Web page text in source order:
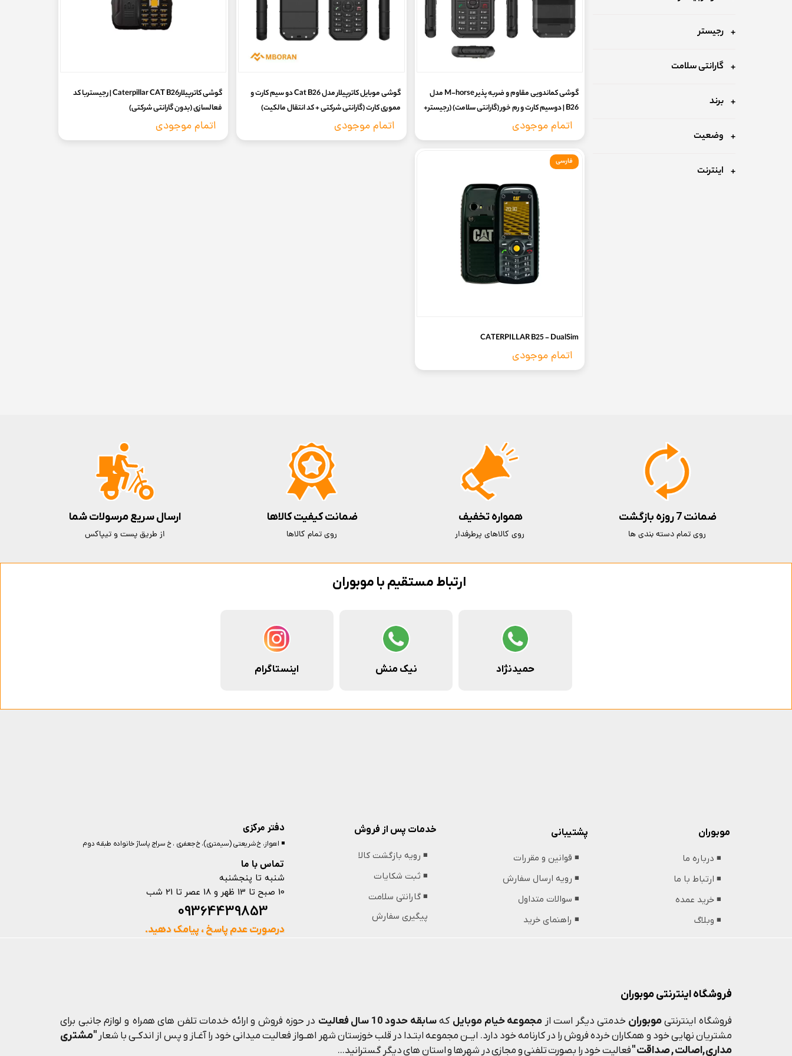
رجیستر
گارانتی سلامت
برند
وضعیت
اینترنت
گوشی کماندویی مقاوم و ضربه پذیر M-horse مدل
B26 | دوسیم کارت و رم خور (گارانتی سلامت) (رجیستر+
کدفعالسازی)
اتمام موجودی
گوشی موبایل کاترپیلار مدل Cat B26 دو سیم کارت و
مموری کارت (گارانتی شرکتی + کد انتقال مالکیت)
استوک
اتمام موجودی
گوشی کاترپیلارCaterpillar CAT B26 | رجیستربا کد
فعالسازی (بدون گارانتی شرکتی)
اتمام موجودی
CATERPILLAR B25 - DualSim
اتمام موجودی
فارسی
فروشگاه اینترنتی موبوران
فروشگاه اینترنتیموبوران خدمتی دیگر است از مجموعه خیام موبایل کهسابقه حدود 10 سال فعالیت
در حوزه فروش و ارائه خدمات تلفن های همراه و لوازم جانبی برای
مشتریان نهایی خود و همکاران خرده فروش را در کارنامه خود دارد. ایــن مجموعه ابتـدا در قلب خوزستان شهر اهــواز فعالیت میدانی خود را آغـاز و پس از اندکـی با شعار "مشتری
مداری,اصالت , صداقت "فعالیت خود را بصورت تلفنی و مجازی در شهرها و استان های دیگر گسترانید...
ارتباط مستقیم با موبوران
حمیدنژاد نیک منش اینستاگرام
ضمانت 7 روزه بازگشت
روی تمام دسته بندی ها
ارسال سریع مرسولات شما
از طریق پست و تیپاکس
ضمانت کیفیت کالاها
روی تمام کالاها
همواره تخفیف
روی کالاهای پرطرفدار
دفتر مرکزی
تماس با ما
◾️ اهواز، خ شریعتی (سیمتری)، خ جعفری ، خ سراج پاساژ خانواده طبقه دوم
شنبه تا پنجشنبه
10 صبح تا 13 ظهر و 18 عصر تا 21 شب
درصورت عدم پاسخ ، پیامک دهید.
پشتیبانی
◾️ قوانین و مقررات
◾️ رویه ارسال سفارش
◾️ سوالات متداول
◾️ راهنمای خرید
موبوران
◾️ درباره ما
◾️ ارتباط با ما
◾️ خرید عمده
◾️ وبلاگ
خدمات پس از فروش
◾️ رویه بازگشت کالا
◾️ ثبت شکایات
◾️ گارانتی سلامت
پیگیری سفارش